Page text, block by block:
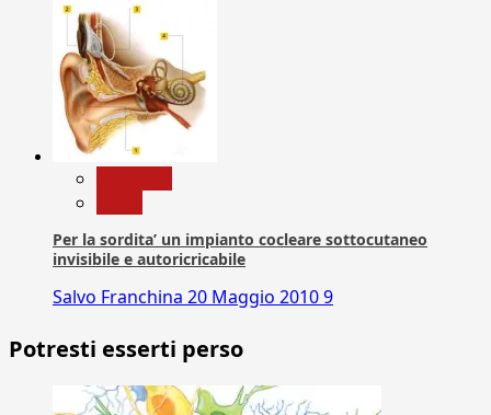
Per la sordita’ un impianto cocleare sottocutaneo
invisibile e autoricricabile
Salvo Franchina 20 Maggio 20109
Potresti esserti perso